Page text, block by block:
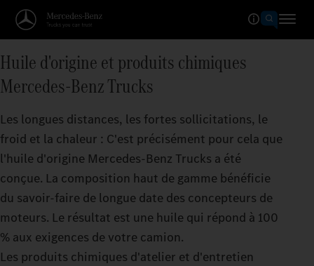
Huile d'origine et produits chimiques
Mercedes‑Benz Trucks
Les longues distances, les fortes sollicitations, le
froid et la chaleur : C'est précisément pour cela que
l'huile d'origine Mercedes‑Benz Trucks a été
conçue. La composition haut de gamme bénéficie
du savoir-faire de longue date des concepteurs de
moteurs. Le résultat est une huile qui répond à 100
% aux exigences de votre camion.
Les produits chimiques d'atelier et d'entretien